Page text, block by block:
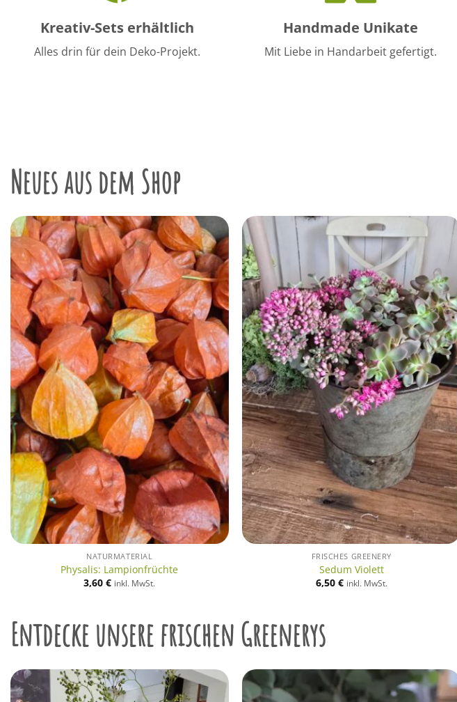
Kreativ-Sets erhältlich
Alles drin für dein Deko-Projekt.
Handmade Unikate
Mit Liebe in Handarbeit gefertigt.
Neues aus dem Shop
NATURMATERIAL
Physalis: Lampionfrüchte
3,60€ inkl. MwSt.
FRISCHES GREENERY
Sedum Violett
6,50 € inkl. MwSt.
Entdecke unsere frischen Greenerys